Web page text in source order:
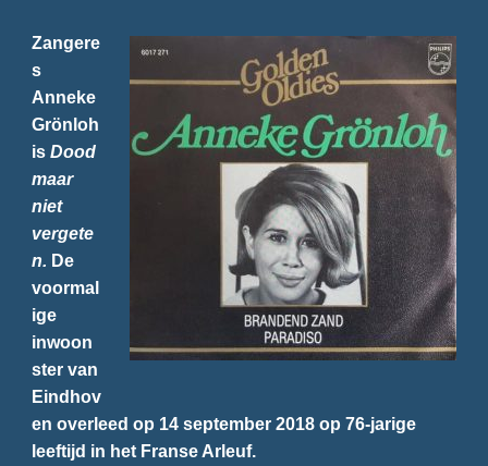
Zangere
s
Anneke
Grönloh
is Dood
maar
niet
vergete
n. De
voormal
ige
inwoon
ster van
Eindhov
en overleed op 14 september 2018 op 76-jarige
leeftijd in het Franse Arleuf.